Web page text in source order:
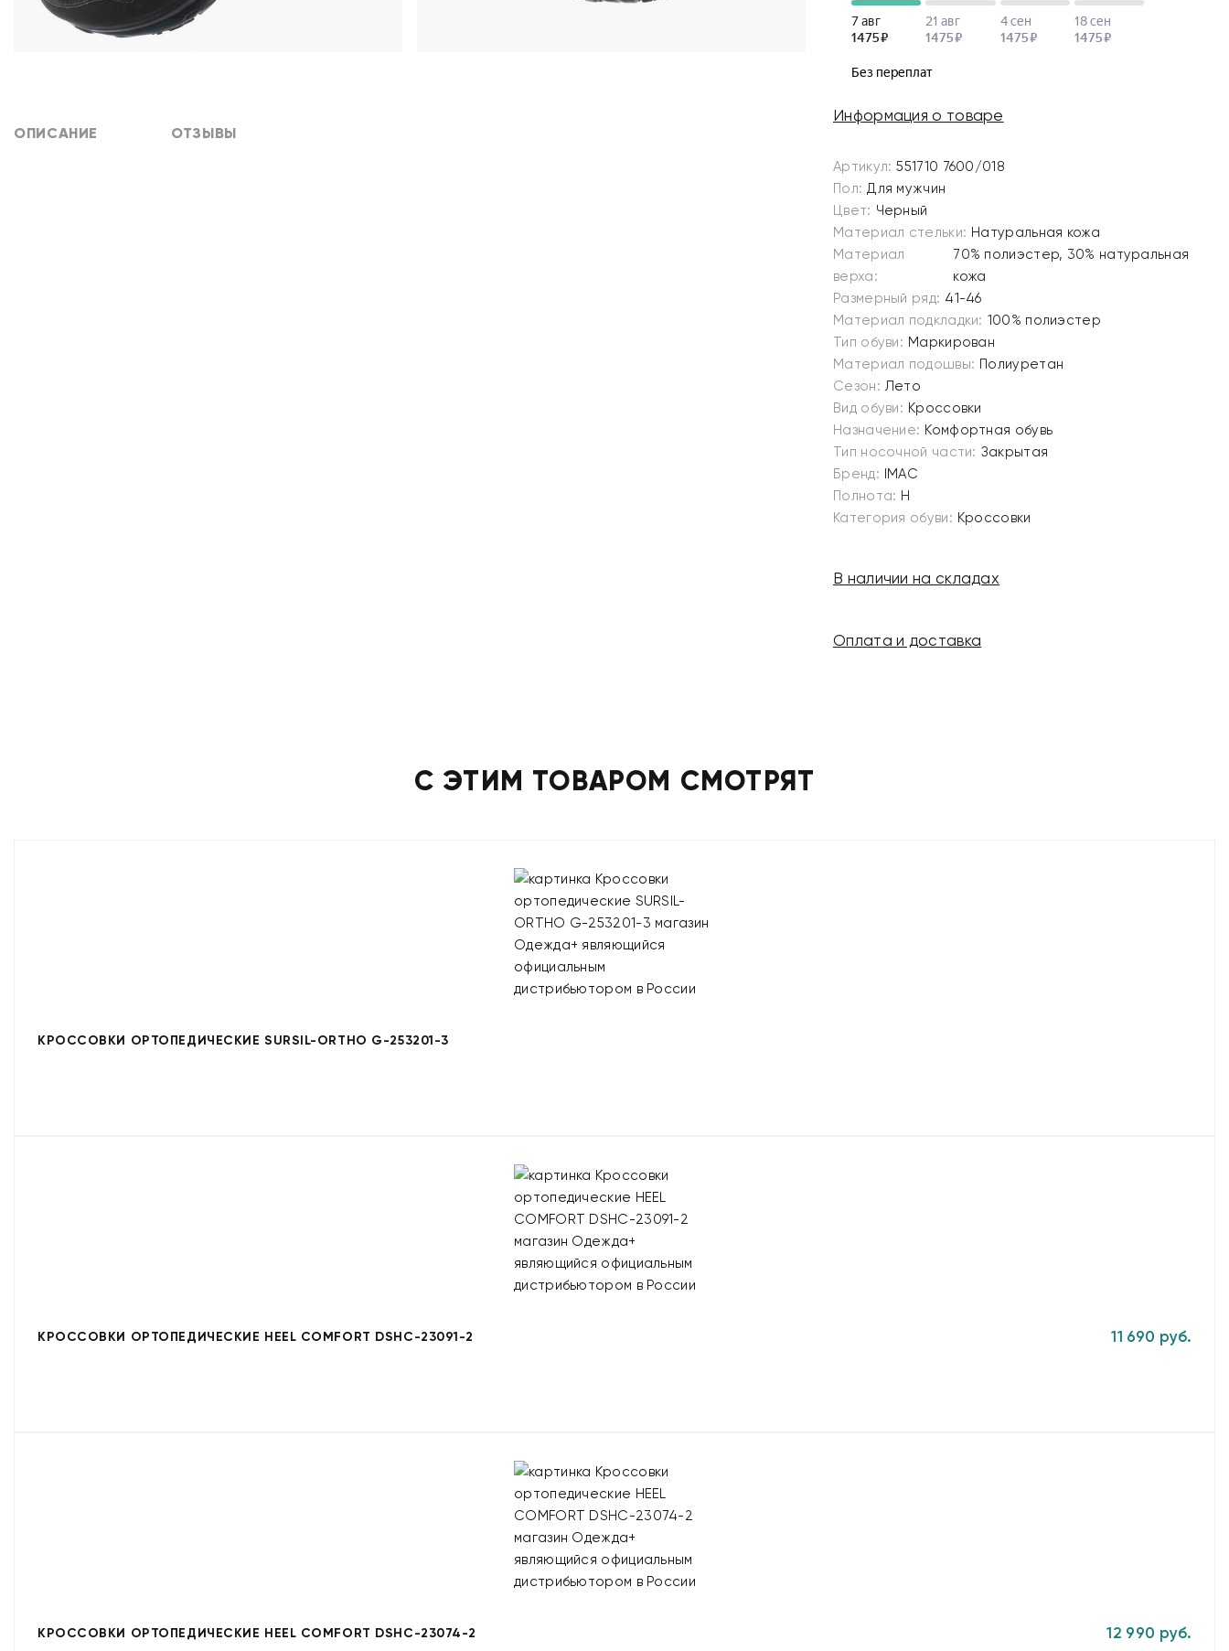
ОПИСАНИЕ ОТЗЫВЫ
Информация о товаре
Артикул: 551710 7600/018
Пол: Для мужчин
Цвет: Черный
Материал стельки: Натуральная кожа
Материал
верха:
70% полиэстер, 30% натуральная
кожа
Размерный ряд: 41-46
Материал подкладки: 100% полиэстер
Тип обуви: Маркирован
Материал подошвы: Полиуретан
Сезон: Лето
Вид обуви: Кроссовки
Назначение: Комфортная обувь
Тип носочной части: Закрытая
Бренд: IMAC
Полнота: H
Категория обуви: Кроссовки
В наличии на складах
Оплата и доставка
С ЭТИМ ТОВАРОМ СМОТРЯТ
КРОССОВКИ ОРТОПЕДИЧЕСКИЕ SURSIL-ORTHO G-253201-3
КРОССОВКИ ОРТОПЕДИЧЕСКИЕ HEEL COMFORT DSHC-23091-2 11 690 руб.
КРОССОВКИ ОРТОПЕДИЧЕСКИЕ HEEL COMFORT DSHC-23074-2 12 990 руб.